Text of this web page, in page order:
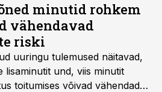
minutid rohkem
vähendavad
riski
uuringu tulemused näitavad,
lisaminutit und, viis minutit
toitumises võivad vähendada